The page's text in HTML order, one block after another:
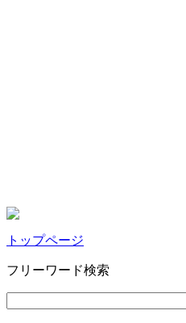
トップページ
フリーワード検索